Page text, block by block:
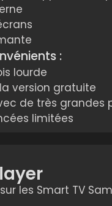
:
lourde
version gratuite
de très grandes
limitées
les Smart TV